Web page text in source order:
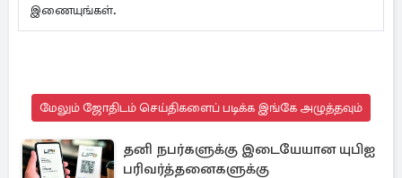
இணையுங்கள்.
மேலும் ஜோதிடம் செய்திகளைப் படிக்க இங்கே அழுத்தவும்
தனி நபர்களுக்கு இடையேயான யுபிஐ
பரிவர்த்தனைகளுக்கு